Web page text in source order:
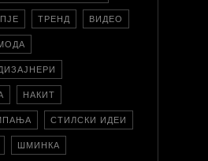
ТРЕНД ВИДЕО
НАКИТ
СТИЛСКИ ИДЕИ
ШМИНКА